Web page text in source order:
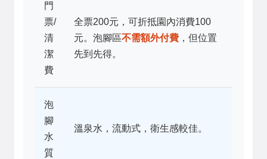
門
票/
清
潔
費
全票200元，可折抵園內消費100
元。泡腳區不需額外付費 ，但位置
先到先得。
泡
腳
水
質
溫泉水，流動式，衛生感較佳。